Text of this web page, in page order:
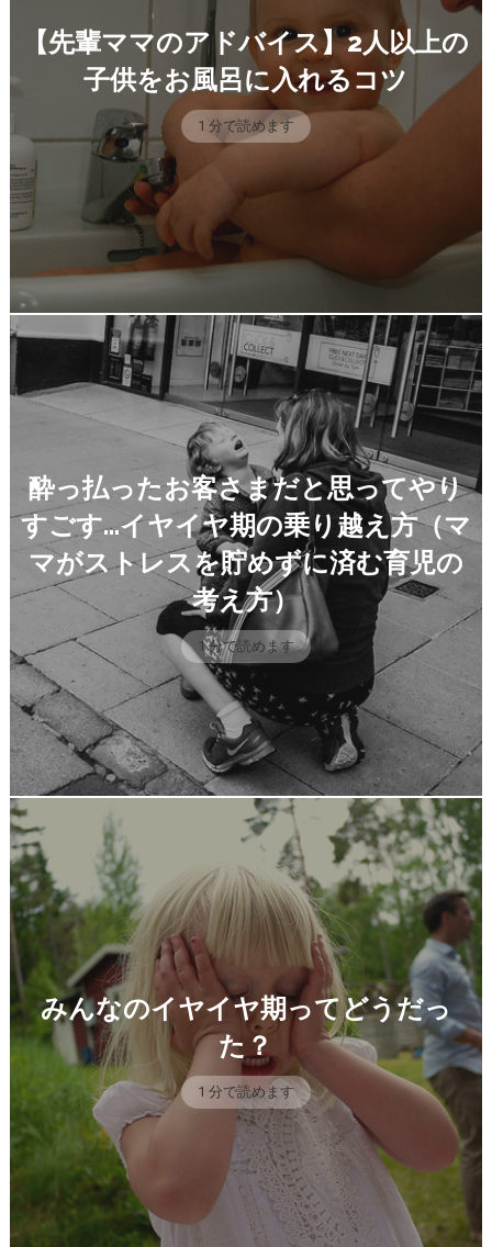
【先輩ママのアドバイス】2人以上の
子供をお風呂に入れるコツ
1 分で読めます
酔っ払ったお客さまだと思ってやり
すごす…イヤイヤ期の乗り越え方（マ
マがストレスを貯めずに済む育児の
考え方）
1 分で読めます
みんなのイヤイヤ期ってどうだっ
た？
1 分で読めます